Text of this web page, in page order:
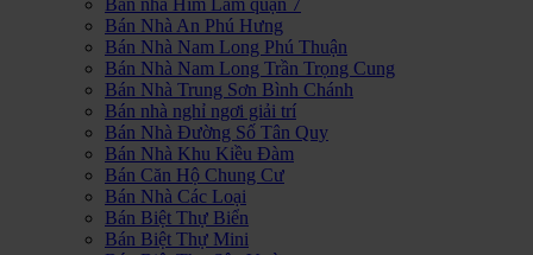
Bán nhà Him Lam quận 7
Bán Nhà An Phú Hưng
Bán Nhà Nam Long Phú Thuận
Bán Nhà Nam Long Trần Trọng Cung
Bán Nhà Trung Sơn Bình Chánh
Bán nhà nghỉ ngơi giải trí
Bán Nhà Đường Số Tân Quy
Bán Nhà Khu Kiều Đàm
Bán Căn Hộ Chung Cư
Bán Nhà Các Loại
Bán Biệt Thự Biển
Bán Biệt Thự Mini